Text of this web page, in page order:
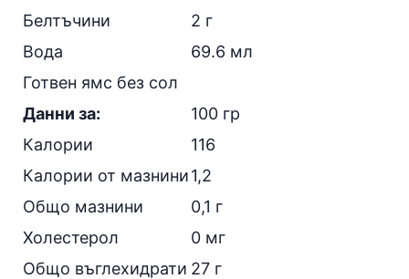
Белтъчини
2 г
Вода
69.6 мл
Готвен ямс без сол
Данни за:
100 гр
Калории
116
Калории от мазнини1,2
Общо мазнини
0,1 г
Холестерол
0 мг
Общо въглехидрати 27 г